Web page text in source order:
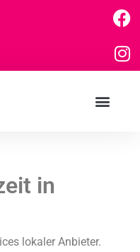
in
lokaler Anbieter.